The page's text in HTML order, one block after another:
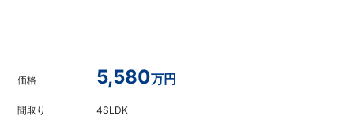
価格 5,580万円
間取り 4SLDK